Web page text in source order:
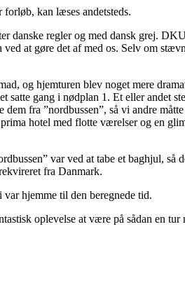
kan læses andetsteds.
danske regler og med dansk grej.
at gøre det af med os. Selv om
og hjemturen blev noget mere
satte gang i nødplan 1. Et eller andet
fra ”nordbussen”, så vi andre
hotel med flotte værelser og en
var ved at tabe et baghjul,
fra Danmark.
var hjemme til den beregnede tid.
oplevelse at være på sådan en